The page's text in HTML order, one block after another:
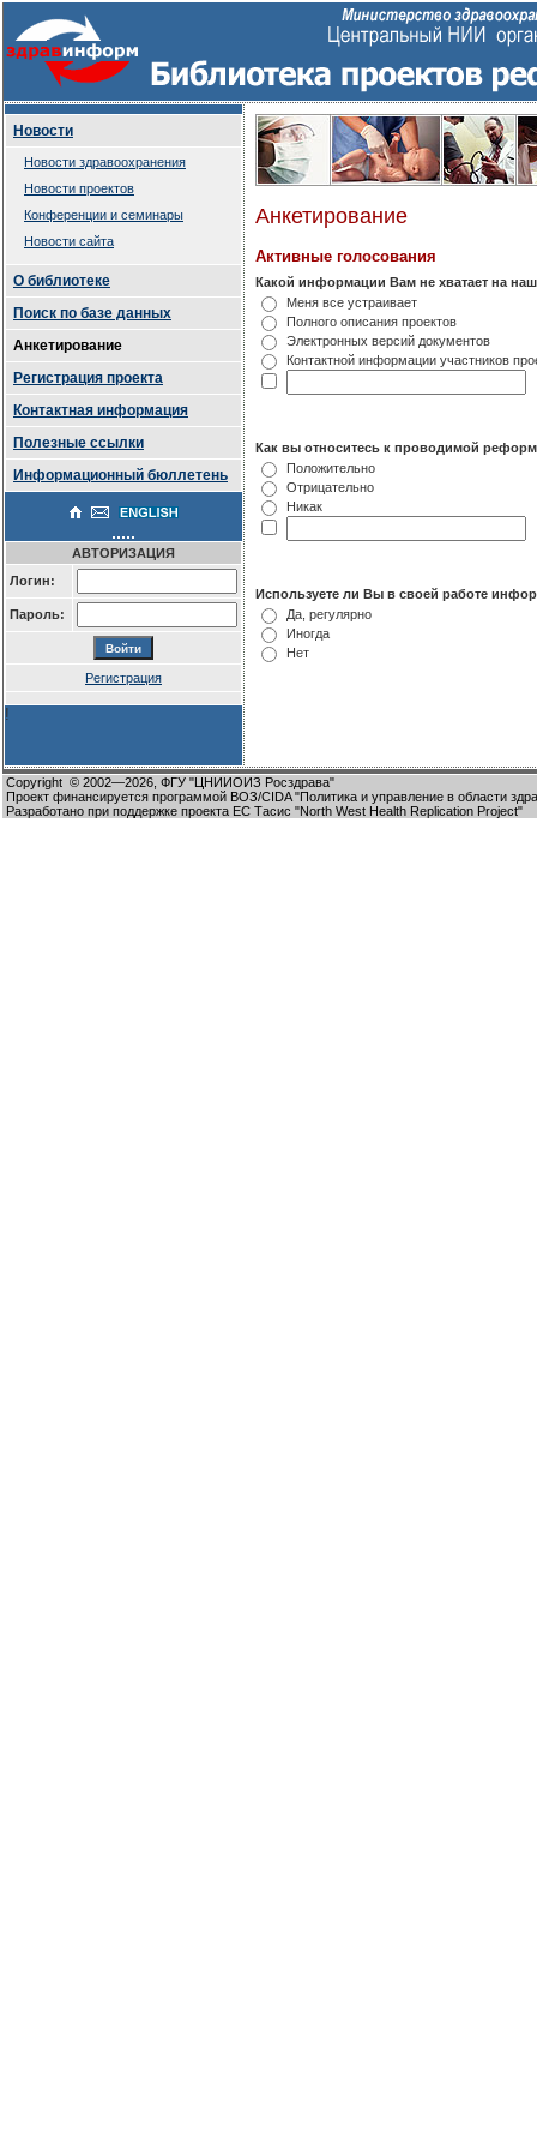
Новости
Новости здравоохранения
Новости проектов
Конференции и семинары
Новости сайта
О библиотеке
Поиск по базе данных
Анкетирование
Регистрация проекта
Контактная информация
Полезные ссылки
Информационный бюллетень
АВТОРИЗАЦИЯ
Логин:
Пароль:
Регистрация
!
Анкетирование
Активные голосования
Какой информации Вам не хватает на
Меня все устраивает
Полного описания проектов
Электронных версий документов
Контактной информации участников
Как вы относитесь к проводимой
Положительно
Отрицательно
Никак
Используете ли Вы в своей работе
Да, регулярно
Иногда
Нет
Copyright © 2002—2026, ФГУ "ЦНИИОИЗ Росздрава"
Проект финансируется программой ВОЗ/CIDA "Политика и управление в области
Разработано при поддержке проекта ЕС Тасис "North West Health Replication Project"